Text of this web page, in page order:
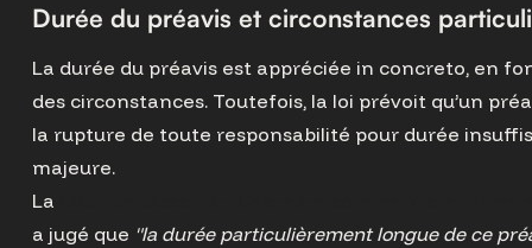
Durée du préavis et circonstances
La durée du préavis est appréciée in concreto, en
des circonstances. Toutefois, la loi prévoit qu’un
la rupture de toute responsabilité pour durée
majeure.
La
a jugé que "la durée particulièrement longue de ce